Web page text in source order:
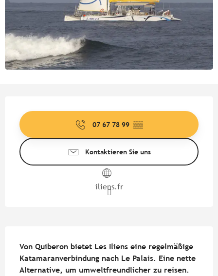
07 67 78 99 ▒▒
Kontaktieren Sie uns
iliens.fr
Von Quiberon bietet Les Iliens eine regelmäßige
Katamaranverbindung nach Le Palais. Eine nette
Alternative, um umweltfreundlicher zu reisen.